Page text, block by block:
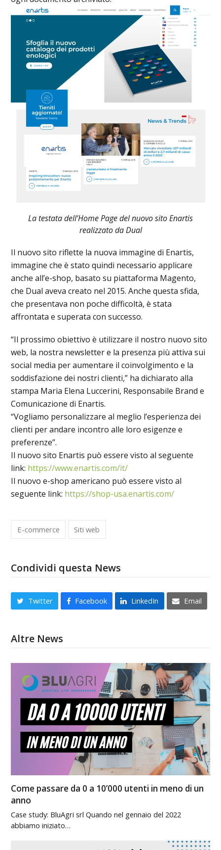
La testata dell’Home Page del nuovo sito Enartis
realizzato da Dual
Il nuovo sito riflette la nuova immagine di Enartis,
immagine che è stato quindi necessario applicare
anche all’e-shop, basato su piattaforma Magento,
che Dual aveva creato nel 2015. Anche questa sfida,
che presentava non poche difficoltà, è stata
affrontata e superata con successo.
“Il prossimo obiettivo è utilizzare il nostro nuovo sito
web, la nostra newsletter e la presenza più attiva sui
social media per aumentare il coinvolgimento e la
soddisfazione dei nostri clienti,” ha dichiarato alla
stampa Maria Elena Luccerini, Responsabile Brand e
Comunicazione di Enartis.
“Vogliamo personalizzare al meglio l’esperienza dei
clienti per andare incontro alle loro esigenze e
preferenze”.
Il nuovo sito Enartis può essere visto al seguente
link: https://www.enartis.com/it/
Il nuovo e-shop americano può essere visto al
seguente link: https://shop-usa.enartis.com/
E-commerce Siti web
Condividi questa News
Twitter Facebook LinkedIn Email
Altre News
Come passare da 0 a 10’000 utenti in meno di un
anno
Case study: BluAgri srl Quando nel gennaio del 2022
abbiamo iniziato…